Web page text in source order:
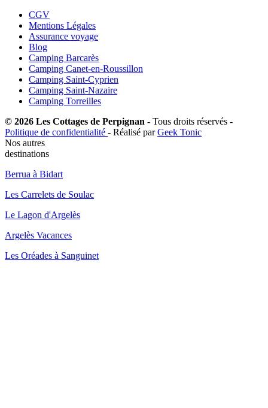
CGV
Mentions Légales
Assurance voyage
Blog
Camping Barcarès
Camping Canet-en-Roussillon
Camping Saint-Cyprien
Camping Saint-Nazaire
Camping Torreilles
© 2026 Les Cottages de Perpignan - Tous droits réservés -
Politique de confidentialité - Réalisé parGeek Tonic
Nos autres
destinations
Berrua à Bidart
Les Carrelets de Soulac
Le Lagon d'Argelès
Argelès Vacances
Les Oréades à Sanguinet